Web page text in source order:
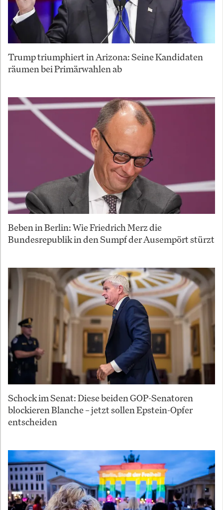
Trump triumphiert in Arizona: Seine Kandidaten
räumen bei Primärwahlen ab
Beben in Berlin: Wie Friedrich Merz die
Bundesrepublik in den Sumpf der Ausempört stürzt
Schock im Senat: Diese beiden GOP-Senatoren
blockieren Blanche – jetzt sollen Epstein-Opfer
entscheiden